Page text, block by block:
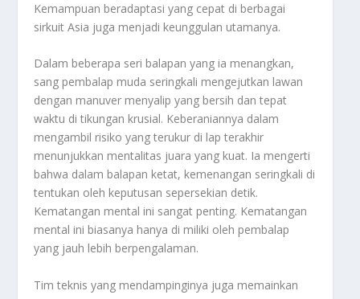
Kemampuan beradaptasi yang cepat di berbagai
sirkuit Asia juga menjadi keunggulan utamanya.
Dalam beberapa seri balapan yang ia menangkan,
sang pembalap muda seringkali mengejutkan lawan
dengan manuver menyalip yang bersih dan tepat
waktu di tikungan krusial. Keberaniannya dalam
mengambil risiko yang terukur di lap terakhir
menunjukkan mentalitas juara yang kuat. Ia mengerti
bahwa dalam balapan ketat, kemenangan seringkali di
tentukan oleh keputusan sepersekian detik.
Kematangan mental ini sangat penting. Kematangan
mental ini biasanya hanya di miliki oleh pembalap
yang jauh lebih berpengalaman.
Tim teknis yang mendampinginya juga memainkan